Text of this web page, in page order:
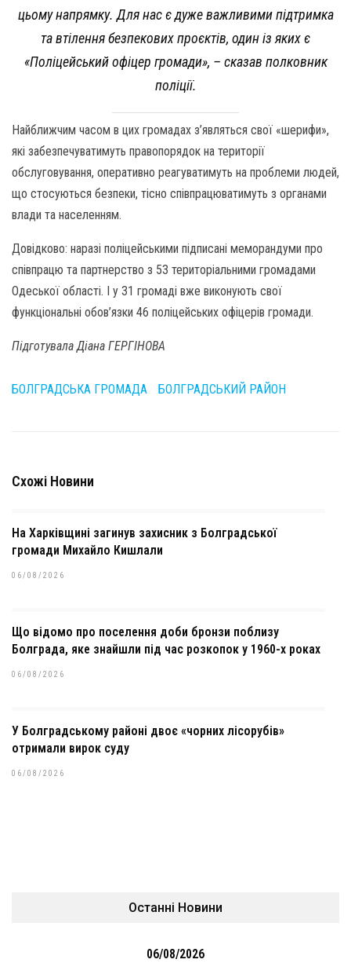
цьому напрямку. Для нас є дуже важливими підтримка
та втілення безпекових проєктів, один із яких є
«Поліцейський офіцер громади», – сказав полковник
поліції.
Найближчим часом в цих громадах з’являться свої «шерифи»,
які забезпечуватимуть правопорядок на території
обслуговування, оперативно реагуватимуть на проблеми людей,
що стосуються безпеки, тісно співпрацюватимуть з органами
влади та населенням.
Довідково: наразі поліцейськими підписані меморандуми про
співпрацю та партнерство з 53 територіальними громадами
Одеської області. І у 31 громаді вже виконують свої
функціональні обов’язки 46 поліцейських офіцерів громади.
Підготувала Діана ГЕРГІНОВА
БОЛГРАДСЬКА ГРОМАДА БОЛГРАДСЬКИЙ РАЙОН
Схожі Новини
На Харківщині загинув захисник з Болградської
громади Михайло Кишлали
06/08/2026
Що відомо про поселення доби бронзи поблизу
Болграда, яке знайшли під час розкопок у 1960-х роках
06/08/2026
У Болградському районі двоє «чорних лісорубів»
отримали вирок суду
06/08/2026
Останні Новини
06/08/2026